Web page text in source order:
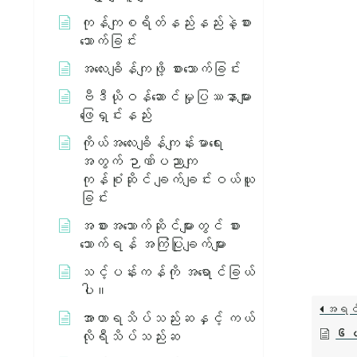
ကုန်ကျစရိတ်နည်းနည်းနဲ့စား
သောက်ခြင်း
အလေးချိန်ကျဖို့ စားသောက်ခြင်း
ဗီဒီယိုဝန်ဆောင်မှုပြဿနာများ
ဖြေရှင်းနည်း
ကိုယ်အလေးချိန်ကျန်းမာရေး
အတွက် ဉာဏ်ပညာကျ
ကုန်စုံဆိုင် ချက်ချင်းဝယ်ယူ
ခြင်း
အစားအသောက်ဆိုင်များတွင် စား
သောက်ရန် အကြံပြုချက်များ
သင့်ပန်းကန်ကို အရောင်ခြယ်
ပါ။
အာဟာရသိပ်သည်းဆနှင့် ကယ်
လိုရီသိပ်သည်းဆ
အရ
၆